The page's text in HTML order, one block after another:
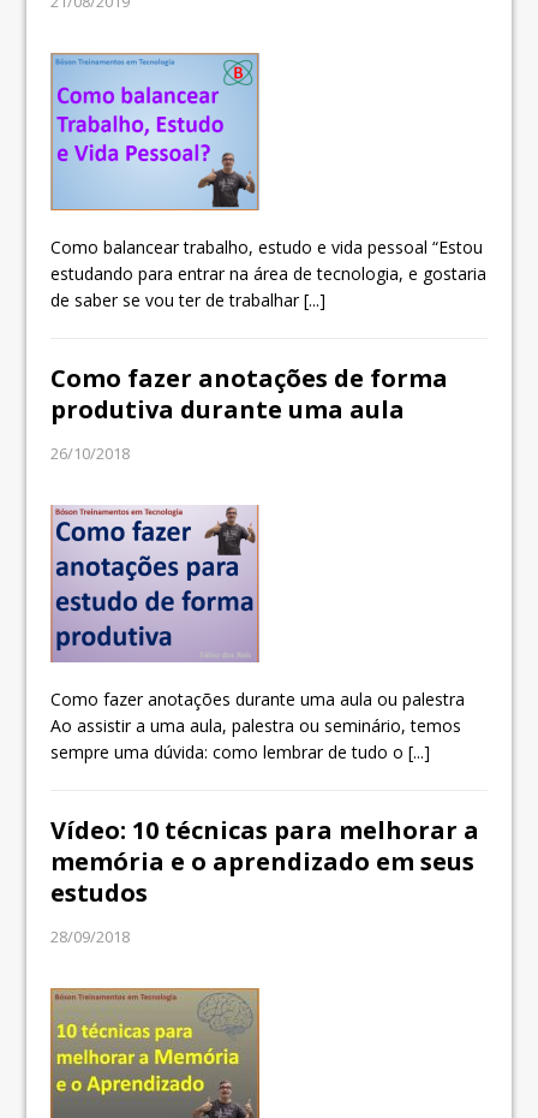
Como balancear trabalho, estudo e vida pessoal “Estou
estudando para entrar na área de tecnologia, e gostaria
de saber se vou ter de trabalhar[...]
Como fazer anotações de forma
produtiva durante uma aula
26/10/2018
Como fazer anotações durante uma aula ou palestra
Ao assistir a uma aula, palestra ou seminário, temos
sempre uma dúvida: como lembrar de tudo o[...]
Vídeo: 10 técnicas para melhorar a
memória e o aprendizado em seus
estudos
28/09/2018